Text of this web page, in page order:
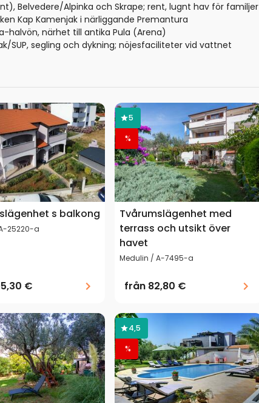
Belvedere/Alpinka och Skrape; rent, lugnt hav för familjer
Kap Kamenjak i närliggande Premantura
halvön, närhet till antika Pula (Arena)
SUP, segling och dykning; nöjesfaciliteter vid vattnet
s balkong
25220-a
€
Tvårumslägenhet med
terrass och utsikt över
havet
Medulin / A-7495-a
från 82,80 €
5
%
4,5
%